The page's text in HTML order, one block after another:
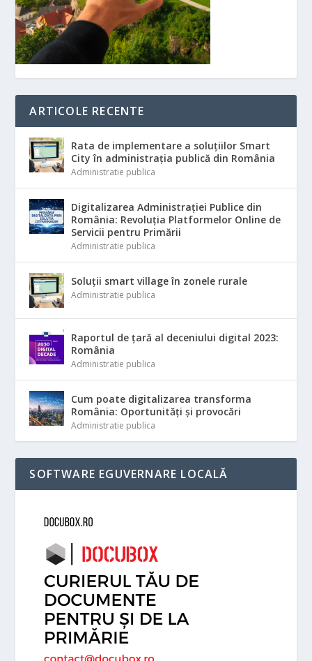
ARTICOLE RECENTE
Rata de implementare a soluțiilor Smart
City în administrația publică din România
Administratie publica
Digitalizarea Administrației Publice din
România: Revoluția Platformelor Online de
Servicii pentru Primării
Administratie publica
Soluții smart village în zonele rurale
Administratie publica
Raportul de țară al deceniului digital 2023:
România
Administratie publica
Cum poate digitalizarea transforma
România: Oportunități și provocări
Administratie publica
SOFTWARE EGUVERNARE LOCALĂ